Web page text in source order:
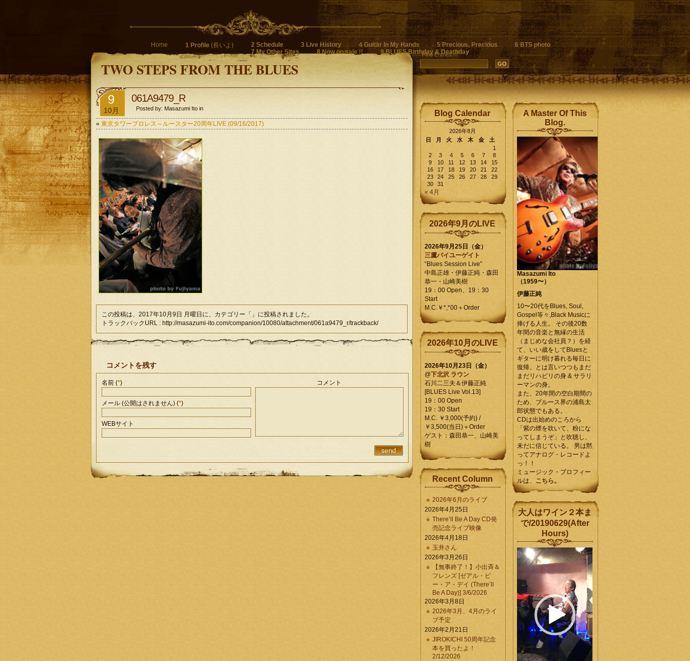
Home 1 Profile (長いよ) 2 Schedule 3 Live History 4 Guitar In My Hands 5 Precious, Precious
6 BTS photo
7 My Other Sites
8 Now on sale !! 9 BLUES Birthday & Deathday
TWO STEPS FROM THE BLUES
Find Entries
9
10月
061A9479_R
Posted by: Masazumi Ito in
« 東京タワープロレス～ルースター20周年LIVE (09/16/2017)
この投稿は、2017年10月9日 月曜日に、カテゴリー「」に投稿されました。
トラックバックURL : http://masazumi-ito.com/companion/10080/attachment/061a9479_r/trackback/
コメントを残す
名前 (*)
メール (公開はされません) (*)
WEBサイト
コメント
Blog Calendar
2026年8月
日
月 火 水 木 金
土
1
2
3 4 5 6 7
8
9
10 11 12 13 14
15
16
17 18 19 20 21
22
23
24 25 26 27 28
29
30
31
« 4月
2026年9月のLIVE
2026年9月25日（金）
三鷹バイユーゲイト
“Blues Session Live”
中島正雄・伊藤正純・森田
恭一・山崎美樹
19：00 Open、19：30
Start
M.C.￥*,*00＋Order
2026年10月のLIVE
2026年10月23日（金）
@下北沢 ラウン
石川二三夫＆伊藤正純
[BLUES Live Vol.13]
19：00 Open
19：30 Start
M.C. ￥3,000(予約) /
￥3,500(当日)＋Order
ゲスト：森田恭一、山崎美
樹
Recent Column
2026年6月のライブ
2026年4月25日
There’ll Be A Day CD発
売記念ライブ映像
2026年4月18日
玉井さん
2026年3月26日
【無事終了！】小出斉＆
フレンズ [ゼアル・ビ
ー・ア・デイ (There’ll
Be A Day)] 3/6/2026
2026年3月8日
2026年3月、4月のライ
ブ予定
2026年2月21日
JIROKICHI 50周年記念
本を買ったよ！
2/12/2026
A Master Of This
Blog.
Masazumi Ito
（1959〜）
伊藤正純
10〜20代をBlues, Soul,
Gospel等々,Black Musicに
捧げる人生。 その後20数
年間の音楽と無縁の生活
（まじめな会社員？）を経
て、いい歳をしてBluesと
ギターに明け暮れる毎日に
復帰。とは言いつつもまだ
まだリハビリの身 & サラリ
ーマンの身。
また、20年間の空白期間の
ため、ブルース界の浦島太
郎状態でもある。
CDは出始めのころから
「紫の煙を吹いて、粉にな
ってしまうぞ」と吹聴し、
未だに信じている。 男は黙
ってアナログ・レコードよ
っ！！
ミュージック・プロフィー
ルは、 こちら。
大人はワイン２本ま
で/20190629(After
Hours)
動
画
レ
ー
ヤ
ー